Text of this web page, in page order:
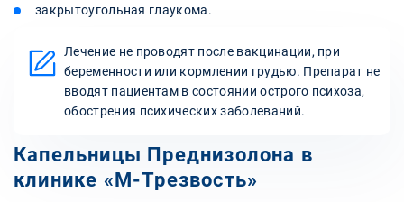
закрытоугольная глаукома.
Лечение не проводят после вакцинации, при
беременности или кормлении грудью. Препарат не
вводят пациентам в состоянии острого психоза,
обострения психических заболеваний.
Капельницы Преднизолона в
клинике «М-Трезвость»